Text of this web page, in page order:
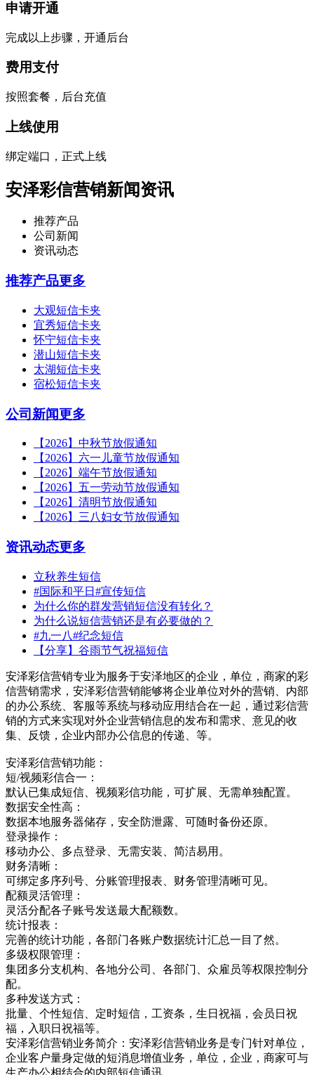
申请开通
完成以上步骤，开通后台
费用支付
按照套餐，后台充值
上线使用
绑定端口，正式上线
安泽彩信营销新闻资讯
推荐产品
公司新闻
资讯动态
推荐产品更多
大观短信卡夹
宜秀短信卡夹
怀宁短信卡夹
潜山短信卡夹
太湖短信卡夹
宿松短信卡夹
公司新闻更多
【2026】中秋节放假通知
【2026】六一儿童节放假通知
【2026】端午节放假通知
【2026】五一劳动节放假通知
【2026】清明节放假通知
【2026】三八妇女节放假通知
资讯动态更多
立秋养生短信
#国际和平日#宣传短信
为什么你的群发营销短信没有转化？
为什么说短信营销还是有必要做的？
#九一八#纪念短信
【分享】谷雨节气祝福短信
安泽彩信营销专业为服务于安泽地区的企业，单位，商家的彩
信营销需求，安泽彩信营销能够将企业单位对外的营销、内部
的办公系统、客服等系统与移动应用结合在一起，通过彩信营
销的方式来实现对外企业营销信息的发布和需求、意见的收
集、反馈，企业内部办公信息的传递、等。
安泽彩信营销功能：
短/视频彩信合一：
默认已集成短信、视频彩信功能，可扩展、无需单独配置。
数据安全性高：
数据本地服务器储存，安全防泄露、可随时备份还原。
登录操作：
移动办公、多点登录、无需安装、简洁易用。
财务清晰：
可绑定多序列号、分账管理报表、财务管理清晰可见。
配额灵活管理：
灵活分配各子账号发送最大配额数。
统计报表：
完善的统计功能，各部门各账户数据统计汇总一目了然。
多级权限管理：
集团多分支机构、各地分公司、各部门、众雇员等权限控制分
配。
多种发送方式：
批量、个性短信、定时短信，工资条，生日祝福，会员日祝
福，入职日祝福等。
安泽彩信营销业务简介：安泽彩信营销业务是专门针对单位，
企业客户量身定做的短消息增值业务，单位，企业，商家可与
生产办公相结合的内部短信通讯，